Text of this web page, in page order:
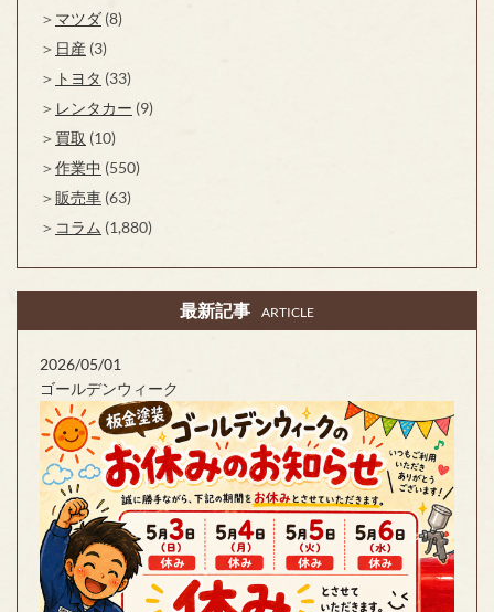
マツダ (8)
日産 (3)
トヨタ (33)
レンタカー (9)
買取 (10)
作業中 (550)
販売車 (63)
コラム (1,880)
最新記事 ARTICLE
2026/05/01
ゴールデンウィーク